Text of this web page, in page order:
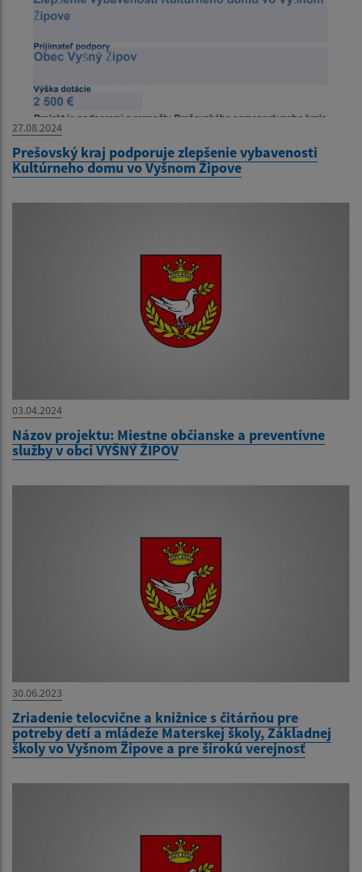
27.08.2024
Prešovský kraj podporuje zlepšenie vybavenosti
Kultúrneho domu vo Vyšnom Žipove
03.04.2024
Názov projektu: Miestne občianske a preventívne
služby v obci VYŠNÝ ŽIPOV
30.06.2023
Zriadenie telocvične a knižnice s čitárňou pre
potreby detí a mládeže Materskej školy, Základnej
školy vo Vyšnom Žipove a pre širokú verejnosť